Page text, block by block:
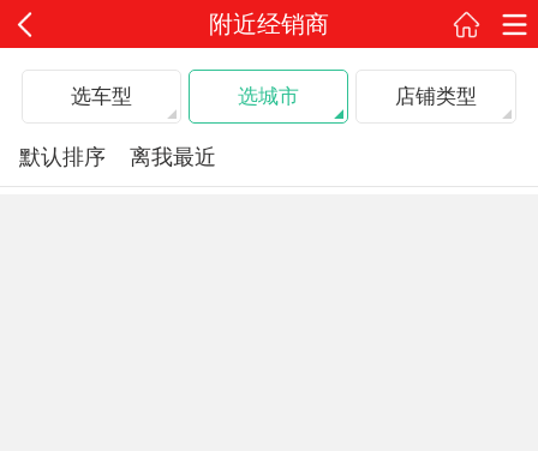
附近经销商
选车型 选城市 店铺类型
默认排序 离我最近